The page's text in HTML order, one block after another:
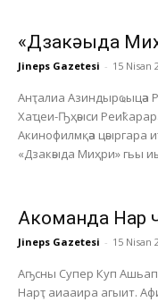
«Дзакәыда
Jineps Gazetesi - 15 Nisan
Анҭалиа Азиндырҩыцәа
Хаҵеи-Ҧҳәыси
Акинофилмқәа
«Дзакәыда Миҳри» гьы
Акоманда Нарҭ
Jineps Gazetesi - 15 Nisan
Аҧсны Супер Куп
Нарҭ аиааира агыит.